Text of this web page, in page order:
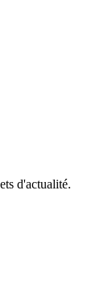
d'actualité.